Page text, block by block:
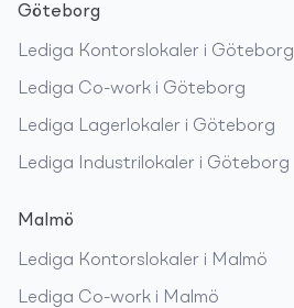
Göteborg
Lediga Kontorslokaler i Göteborg
Lediga Co-work i Göteborg
Lediga Lagerlokaler i Göteborg
Lediga Industrilokaler i Göteborg
Malmö
Lediga Kontorslokaler i Malmö
Lediga Co-work i Malmö